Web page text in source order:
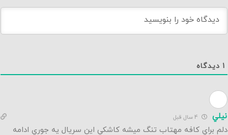
1 دیدگاه
نيلي
دلم براي كافه مهتاب تنگ ميشه كاشكي اين سريال يه جوري ادامه